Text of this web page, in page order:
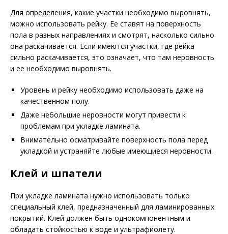
Для определения, какие участки необходимо выровнять,
можно использовать рейку. Ее ставят на поверхность
пола в разных направлениях и смотрят, насколько сильно
она раскачивается. Если имеются участки, где рейка
сильно раскачивается, это означает, что там неровность
и ее необходимо выровнять.
Уровень и рейку необходимо использовать даже на
качественном полу.
Даже небольшие неровности могут привести к
проблемам при укладке ламината.
Внимательно осматривайте поверхность пола перед
укладкой и устраняйте любые имеющиеся неровности.
Клей и шпатели
При укладке ламината нужно использовать только
специальный клей, предназначенный для ламинированных
покрытий. Клей должен быть однокомпонентным и
обладать стойкостью к воде и ультрафиолету.